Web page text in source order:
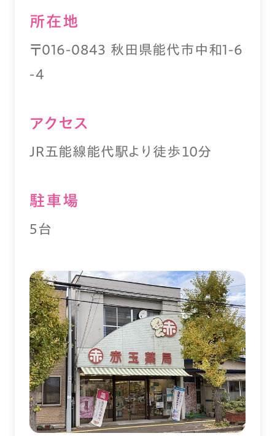
所在地
〒016-0843 秋田県能代市中和1-6
-4
アクセス
JR五能線能代駅より徒歩１０分
駐⾞場
5台